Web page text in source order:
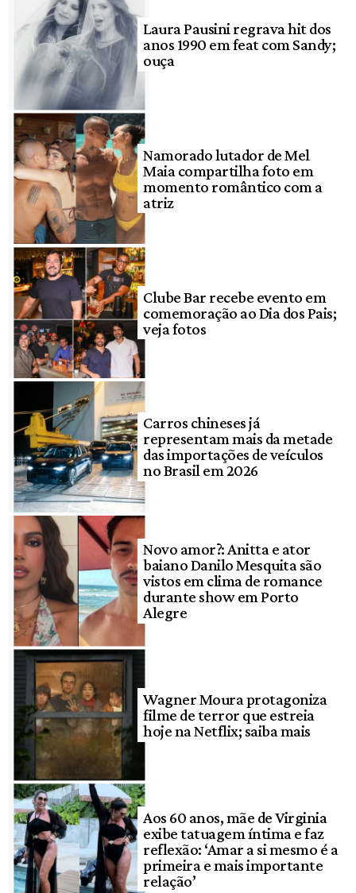
Laura Pausini regrava hit dos
anos 1990 em feat com Sandy;
ouça
Namorado lutador de Mel
Maia compartilha foto em
momento romântico com a
atriz
Clube Bar recebe evento em
comemoração ao Dia dos Pais;
veja fotos
Carros chineses já
representam mais da metade
das importações de veículos
no Brasil em 2026
Novo amor?: Anitta e ator
baiano Danilo Mesquita são
vistos em clima de romance
durante show em Porto
Alegre
Wagner Moura protagoniza
filme de terror que estreia
hoje na Netflix; saiba mais
Aos 60 anos, mãe de Virginia
exibe tatuagem íntima e faz
reflexão: ‘Amar a si mesmo é a
primeira e mais importante
relação’